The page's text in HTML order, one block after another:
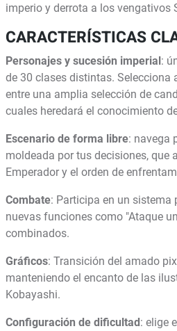
imperio y derrota a los vengativos
CARACTERÍSTICAS
Personajes y sucesión imperial:
de 30 clases distintas. Selecciona
entre una amplia selección de
cuales heredará el conocimiento
Escenario de forma libre: navega
moldeada por tus decisiones, que
Emperador y el orden de
Combate: Participa en un sistema
nuevas funciones como "Ataque
combinados.
Gráficos: Transición del amado
manteniendo el encanto de las
Kobayashi.
Configuración de dificultad: elige